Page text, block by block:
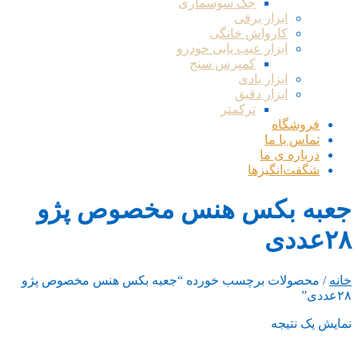
جک سوسماری
ابزار برقی
کارواش خانگی
ابزار عیب یابی خودرو
کمپرس سنج
ابزار بادی
ابزار دقیق
ترکمتر
فروشگاه
تماس با ما
درباره ی ما
شگفت‌انگیزها
جعبه بکس هنس مخصوص پژو
۲۸عددی
خانه / محصولات برچسب خورده “جعبه بکس هنس مخصوص پژو
۲۸عددی”
نمایش یک نتیجه